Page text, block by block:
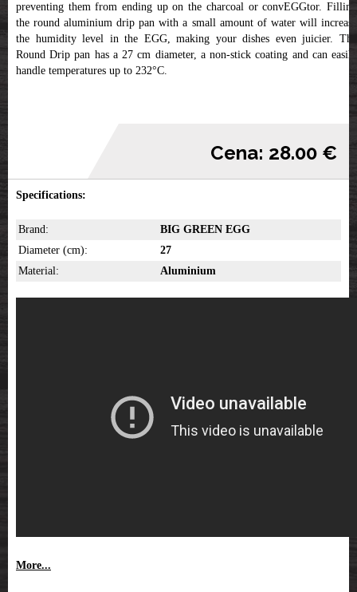
preventing them from ending up on the charcoal or convEGGtor. Filling
the round aluminium drip pan with a small amount of water will increase
the humidity level in the EGG, making your dishes even juicier. The
Round Drip pan has a 27 cm diameter, a non-stick coating and can easily
handle temperatures up to 232°C.
Cena: 28.00 €
Specifications:
Brand:
BIG GREEN EGG
Diameter (cm):
27
Material:
Aluminium
More...